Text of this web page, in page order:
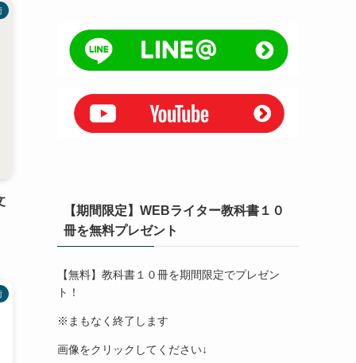
【期間限定】WEBライター教科書１０
冊を無料プレゼント
【無料】教科書１０冊を期間限定でプレゼン
ト！
※まもなく終了します
画像をクリックしてください↓